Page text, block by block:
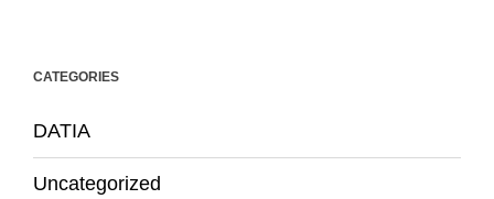
CATEGORIES
DATIA
Uncategorized